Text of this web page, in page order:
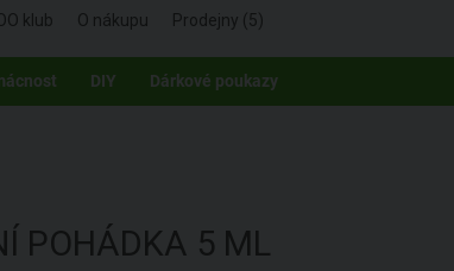
klub O nákupu Prodejny (5)
DIY Dárkové poukazy
POHÁDKA 5 ML